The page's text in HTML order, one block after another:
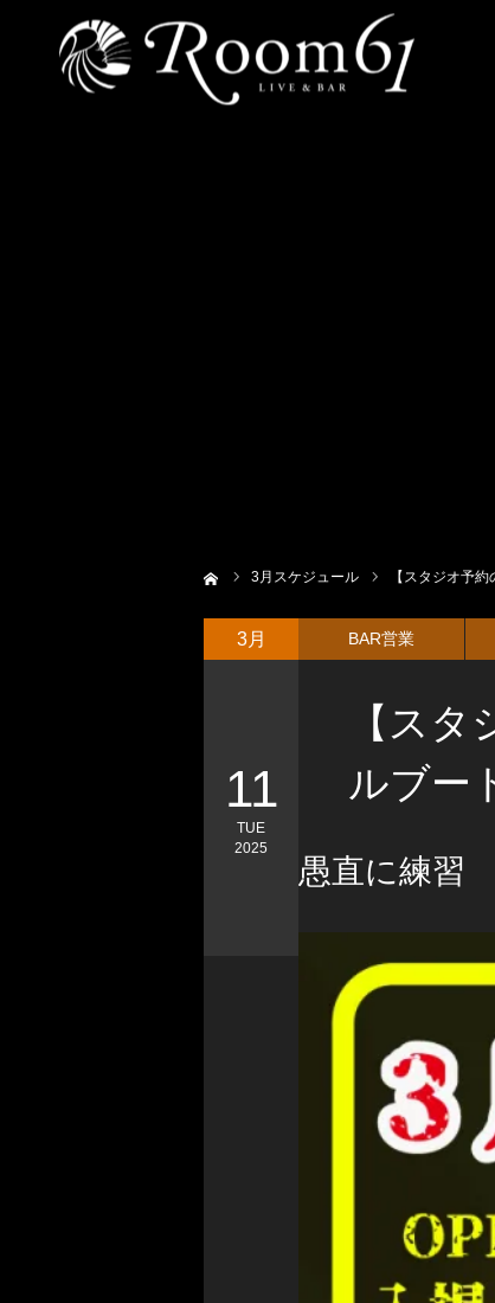
3月スケジュール 【スタジオ予
【ス
ルブー
3月
11
TUE
2025
BAR営業
愚直に練習